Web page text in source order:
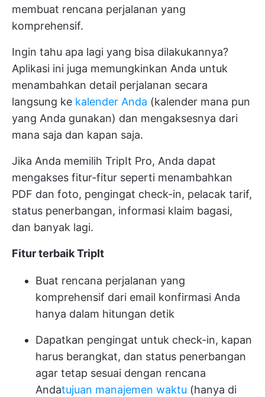
membuat rencana perjalanan yang
komprehensif.
Ingin tahu apa lagi yang bisa dilakukannya?
Aplikasi ini juga memungkinkan Anda untuk
menambahkan detail perjalanan secara
langsung ke kalender Anda (kalender mana pun
yang Anda gunakan) dan mengaksesnya dari
mana saja dan kapan saja.
Jika Anda memilih TripIt Pro, Anda dapat
mengakses fitur-fitur seperti menambahkan
PDF dan foto, pengingat check-in, pelacak tarif,
status penerbangan, informasi klaim bagasi,
dan banyak lagi.
Fitur terbaik TripIt
Buat rencana perjalanan yang
komprehensif dari email konfirmasi Anda
hanya dalam hitungan detik
Dapatkan pengingat untuk check-in, kapan
harus berangkat, dan status penerbangan
agar tetap sesuai dengan rencana
Andatujuan manajemen waktu (hanya di